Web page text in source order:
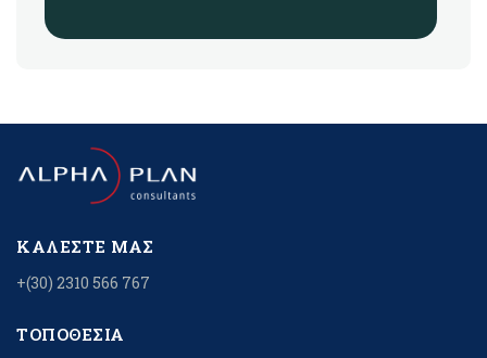
ΚΑΛΈΣΤΕ ΜΑΣ
+(30) 2310 566 767
ΤΟΠΟΘΕΣΊΑ